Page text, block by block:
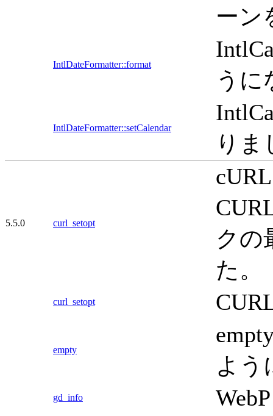
ーン
IntlDateFormatter::format
うに
IntlDateFormatter::setCalendar
りま
5.5.0 curl_setopt
クの
た。
curl_setopt
empty
よう
gd_info